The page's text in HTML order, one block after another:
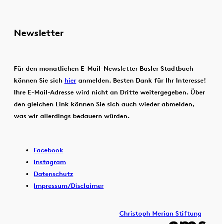
Newsletter
Für den monatlichen E-Mail-Newsletter Basler Stadtbuch
können Sie sich hier anmelden. Besten Dank für Ihr Interesse!
Ihre E-Mail-Adresse wird nicht an Dritte weitergegeben. Über
den gleichen Link können Sie sich auch wieder abmelden,
was wir allerdings bedauern würden.
Facebook
Instagram
Datenschutz
Impressum/Disclaimer
Christoph Merian Stiftung